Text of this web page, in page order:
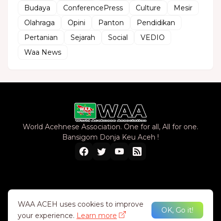
Budaya ConferencePress Culture
Mesir
Olahraga
Opini Panton
Pendidikan
Pertanian
Sejarah Social
VEDIO
Waa News
World Acehnese Association. One for all, All for one.
Bansigom Donja Keu Aceh !
Design by -WAA TEAM
Home About UsPrivacy PolicyContact Us
WAA ACEH uses cookies to improve
your experience. Learn more
OK, Go it!